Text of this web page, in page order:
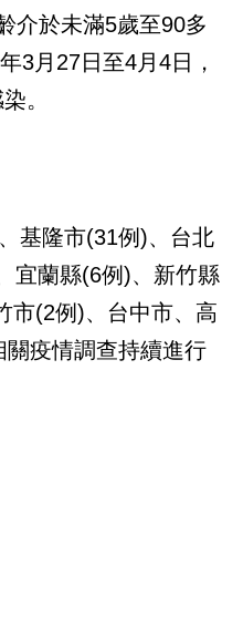
介於未滿5歲至90多
3月27日至4月4日，
。
基隆市(31例)、台北
宜蘭縣(6例)、新竹縣
市(2例)、台中市、高
疫情調查持續進行